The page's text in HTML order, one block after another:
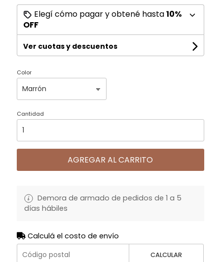
Elegí cómo pagar y obtené hasta10%
OFF
Ver cuotas y descuentos
Color
Cantidad
AGREGAR AL CARRITO
Demora de armado de pedidos de 1 a 5
días hábiles
Calculá el costo de envío
CALCULAR